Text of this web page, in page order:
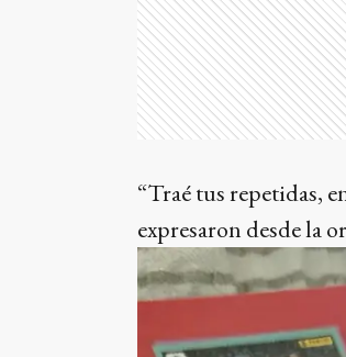
“Traé tus repetidas,
expresaron desde la